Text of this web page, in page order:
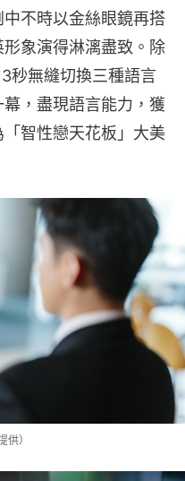
不時以金絲眼鏡再搭
象演得淋漓盡致。除
秒無縫切換三種語言
幕，盡現語言能力，獲
智性戀天花板」大美
）